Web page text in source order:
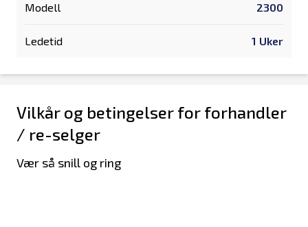
Modell 2300
Ledetid 1 Uker
Vilkår og betingelser for forhandler
/ re-selger
Vær så snill og ring